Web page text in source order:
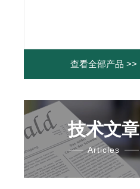
查看全部产品 >>
技术文章
Articles